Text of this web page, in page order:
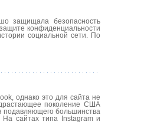
защищала безопасность
конфиденциальности
социальной сети. По
однако это для сайта не
поколение США
большинства
сайтах типа Instagram и